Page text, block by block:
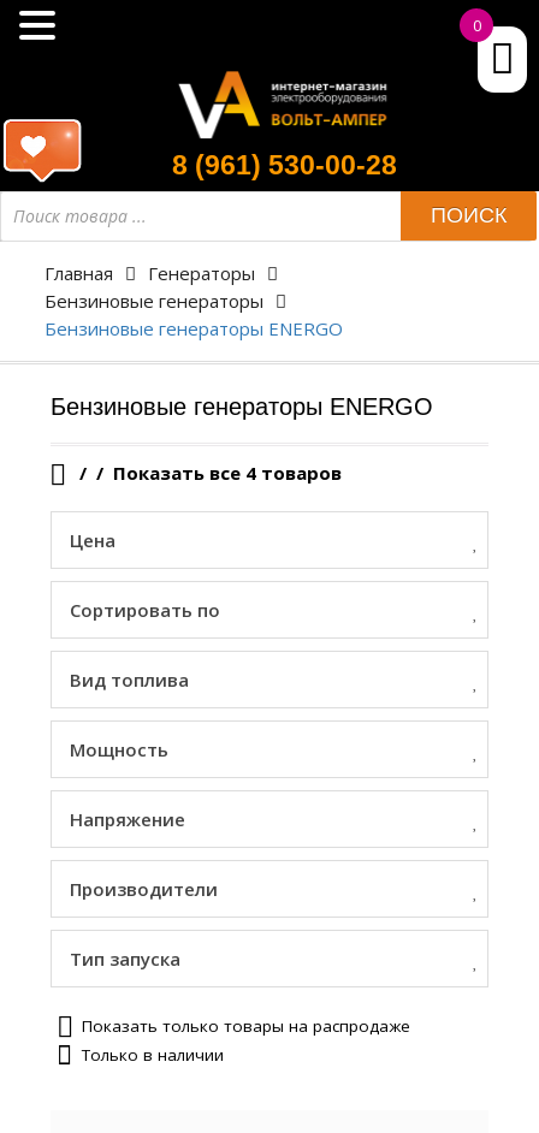
8 (961) 530-00-28
товара
ПОИСК
Главная
Генераторы
Бензиновые генераторы
Бензиновые генераторы ENERGO
Бензиновые генераторы ENERGO
/ Показать все 4 товаров
Цена
Сортировать по
Вид топлива
Мощность
Напряжение
Производители
Тип запуска
Показать только товары на распродаже
Только в наличии
0